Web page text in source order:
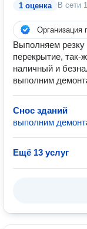
1 оценка В сети
Организация
Выполняем
перекрытие,
наличный и
выполним
Снос зданий
выполним
Ещё 13 услуг